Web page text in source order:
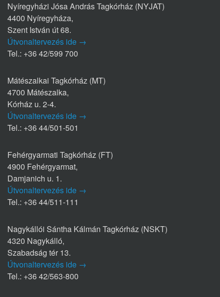
Nyíregyházi Jósa András Tagkórház (NYJAT)
4400 Nyíregyháza,
Szent István út 68.
Útvonaltervezés ide →
Tel.: +36 42/599 700
Mátészalkai Tagkórház (MT)
4700 Mátészalka,
Kórház u. 2-4.
Útvonaltervezés ide →
Tel.: +36 44/501-501
Fehérgyarmati Tagkórház (FT)
4900 Fehérgyarmat,
Damjanich u. 1.
Útvonaltervezés ide →
Tel.: +36 44/511-111
Nagykállói Sántha Kálmán Tagkórház (NSKT)
4320 Nagykálló,
Szabadság tér 13.
Útvonaltervezés ide →
Tel.: +36 42/563-800